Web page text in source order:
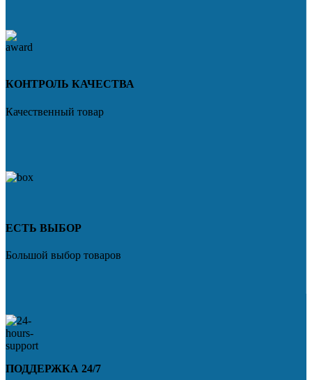
КОНТРОЛЬ КАЧЕСТВА
Качественный товар
ЕСТЬ ВЫБОР
Большой выбор товаров
ПОДДЕРЖКА 24/7